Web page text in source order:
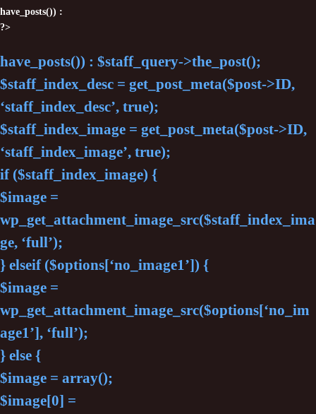
have_posts()) :
?>
have_posts()) : $staff_query->the_post();
$staff_index_desc = get_post_meta($post->ID,
‘staff_index_desc’, true);
$staff_index_image = get_post_meta($post->ID,
‘staff_index_image’, true);
if ($staff_index_image) {
$image =
wp_get_attachment_image_src($staff_index_ima
ge, ‘full’);
} elseif ($options[‘no_image1’]) {
$image =
wp_get_attachment_image_src($options[‘no_im
age1’], ‘full’);
} else {
$image = array();
$image[0] =